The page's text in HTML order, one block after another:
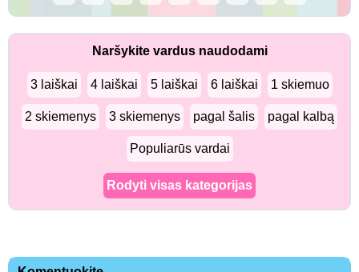
Naršykite vardus naudodami
3 laiškai 4 laiškai 5 laiškai 6 laiškai 1 skiemuo
2 skiemenys 3 skiemenys pagal šalis pagal kalbą
Populiarūs vardai
Rodyti visas kategorijas